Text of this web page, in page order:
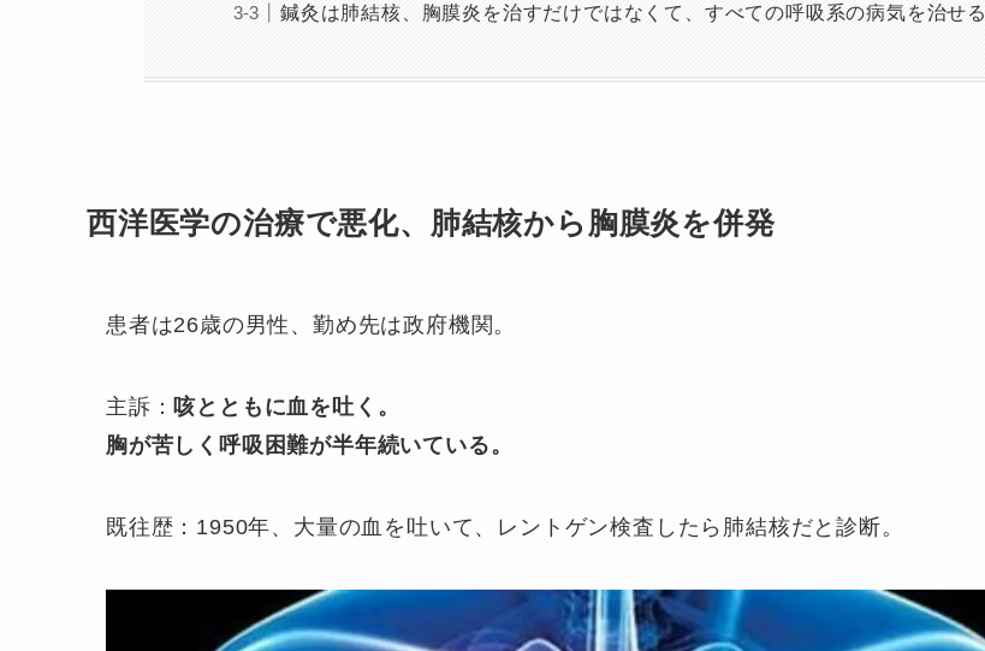
鍼灸は肺結核、胸膜炎を治すだけではなくて、すべての呼吸系の病気を治せる
西洋医学の治療で悪化、肺結核から胸膜炎を併発
患者は26歳の男性、勤め先は政府機関。
主訴： 咳とともに血を吐く。
胸が苦しく呼吸困難が半年続いている。
既往歴：1950年、大量の血を吐いて、レントゲン検査したら肺結核だと診断。